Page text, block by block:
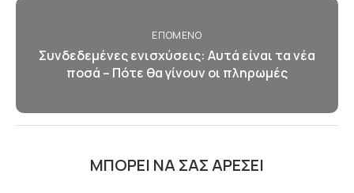
ΕΠΌΜΕΝΟ
Συνδεδεμένες ενισχύσεις: Αυτά είναι τα νέα
ποσά – Πότε θα γίνουν οι πληρωμές
ΜΠΟΡΕΊ ΝΑ ΣΑΣ ΑΡΈΣΕΙ